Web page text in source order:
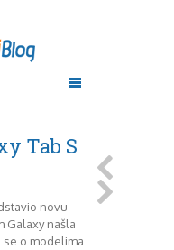
Android
BlackBerry
Huawei
Igrice
Novembar 2011
Februar 2012
Maj 2012
Juni 2012
Tab S
novu
Galaxy našla
se o modelima